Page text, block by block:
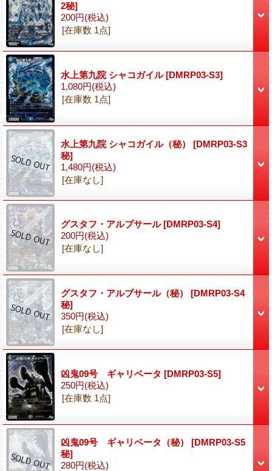
2秘]
200円(税込)
[在庫数 1点]
水上第九院 シャコガイル[DMRP03-S3]
1,080円(税込)
[在庫数 1点]
水上第九院 シャコガイル（秘） [DMRP03-S3
秘]
1,480円(税込)
[在庫なし]
グスタフ・アルブサール[DMRP03-S4]
200円(税込)
[在庫なし]
グスタフ・アルブサール（秘） [DMRP03-S4
秘]
350円(税込)
[在庫なし]
凶鬼09号 ギャリベータ [DMRP03-S5]
250円(税込)
[在庫数 1点]
凶鬼09号 ギャリベータ（秘） [DMRP03-S5
秘]
280円(税込)